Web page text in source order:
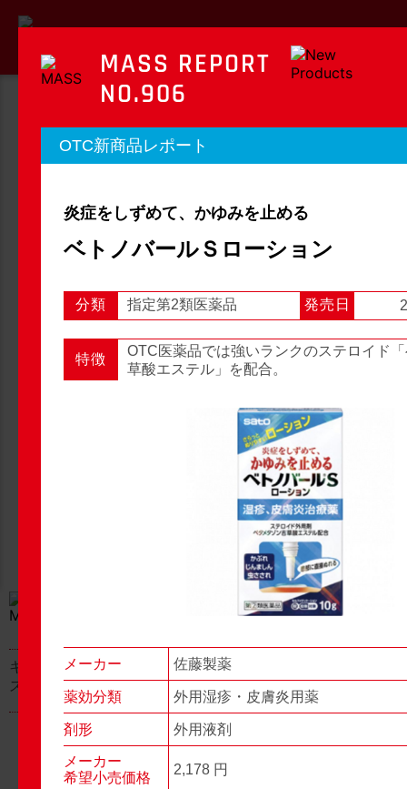
MASS REPORT
マスレポート
OTC新商品レポート 店頭観察レポート
OTC新商品レポート 店頭観察
3 ... 54
キャベジンコーワαプラ
ス顆粒
New Products
No.976▶▶
グロンサン用刃棒
MASS REPORT
NO.906
OTC新商品レポート
炎症をしずめて、かゆみを止める
ベトノバールＳローション
分類 指定第2類医薬品 発売日
特徴
OTC医薬品では強いランクのステロイド
草酸エステル」を配合。
メーカー 佐藤製薬
薬効分類 外用湿疹・皮膚炎用薬
剤形 外用液剤
メーカー
希望小売価格
2,178 円